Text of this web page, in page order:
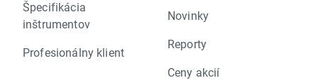
Špecifikácia
inštrumentov
Profesionálny klient
Novinky
Reporty
Ceny akcií